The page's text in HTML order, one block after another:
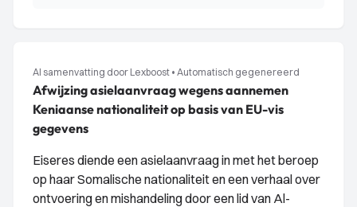
AI samenvatting door Lexboost • Automatisch gegenereerd
Afwijzing asielaanvraag wegens aannemen
Keniaanse nationaliteit op basis van EU-vis
gegevens
Eiseres diende een asielaanvraag in met het beroep
op haar Somalische nationaliteit en een verhaal over
ontvoering en mishandeling door een lid van Al-